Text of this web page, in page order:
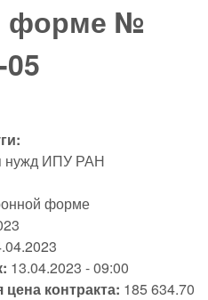
форме №
нужд ИПУ РАН
форме
13.04.2023 - 09:00
контракта: 185 634.70